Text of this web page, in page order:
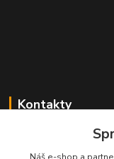
Kontakty
+421 2 529 67
(Po - Pia: 10:00 - 17:30)